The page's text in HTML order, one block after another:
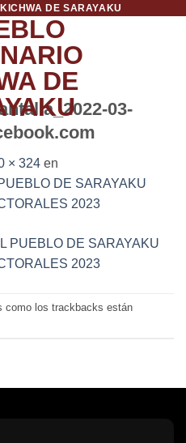
DE SARAYAKU
03-
× 324 en
DE SARAYAKU
2023
como los trackbacks están